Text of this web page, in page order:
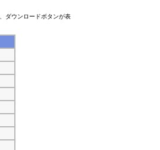
ダウンロードボタンが表